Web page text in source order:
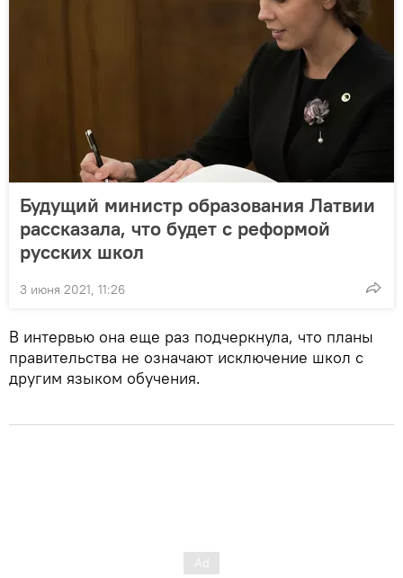
Будущий министр образования Латвии
рассказала, что будет с реформой
русских школ
3 июня 2021, 11:26
В интервью она еще раз подчеркнула, что планы
правительства не означают исключение школ с
другим языком обучения.